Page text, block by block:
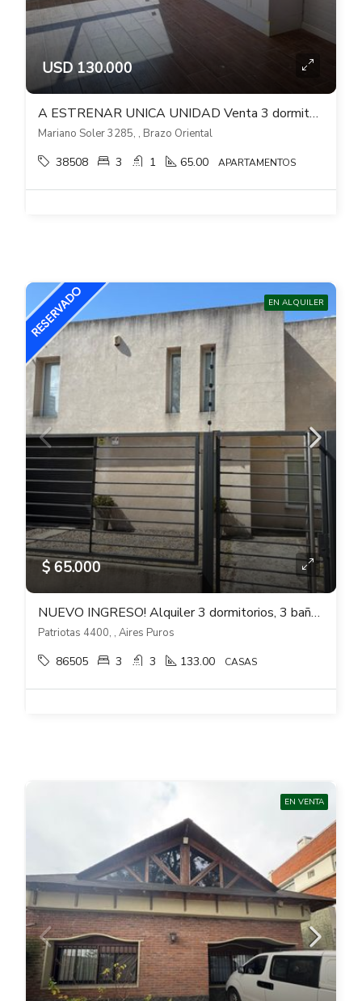
USD 130.000
A ESTRENAR UNICA UNIDAD Venta 3 dormitorios cochera Verde Sol Brazo Oriental
Mariano Soler 3285, , Brazo Oriental
38508 3 1 65.00 APARTAMENTOS
EN ALQUILER
$ 65.000
NUEVO INGRESO! Alquiler 3 dormitorios, 3 baños barbacoa y cochera en Aires Puros
Patriotas 4400, , Aires Puros
86505 3 3 133.00 CASAS
EN VENTA